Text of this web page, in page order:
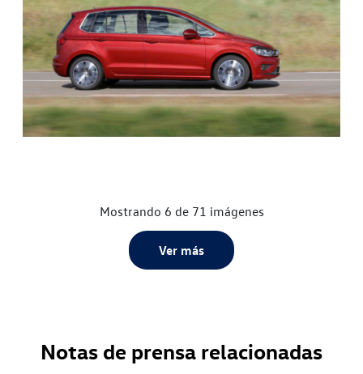
Mostrando 6 de 71 imágenes
Ver más
Notas de prensa relacionadas